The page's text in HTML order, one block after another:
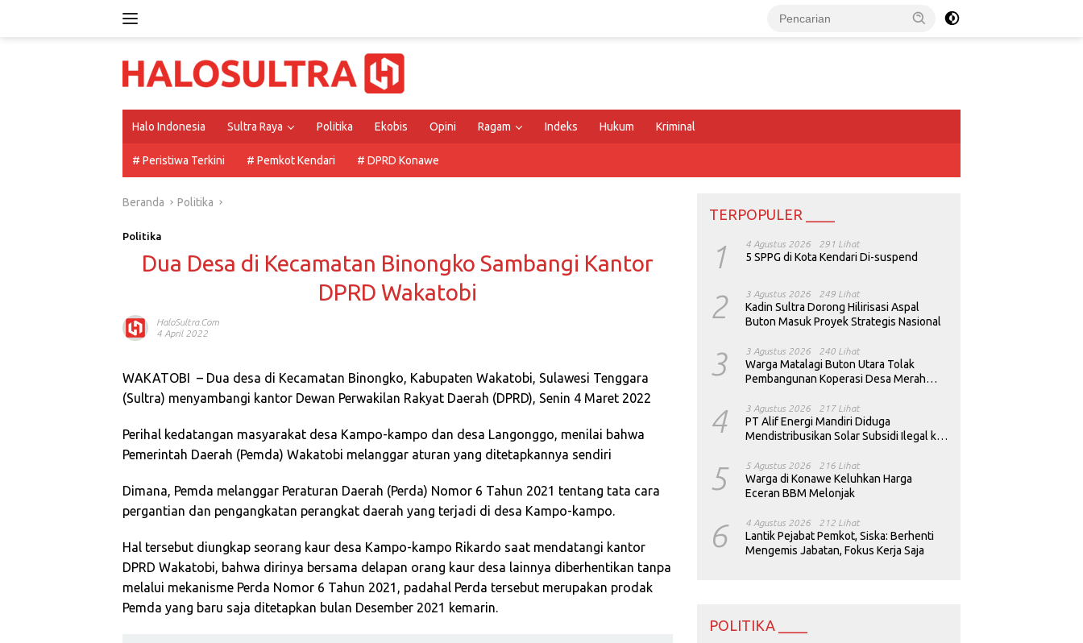
Halo Indonesia Sultra Raya Politika Ekobis Opini Ragam Indeks Hukum Kriminal
# Peristiwa Terkini # Pemkot Kendari # DPRD Konawe
Beranda Politika
Politika
Dua Desa di Kecamatan Binongko Sambangi Kantor
DPRD Wakatobi
HaloSultra.com
4 April 2022
WAKATOBI – Dua desa di Kecamatan Binongko, Kabupaten Wakatobi, Sulawesi Tenggara
(Sultra) menyambangi kantor Dewan Perwakilan Rakyat Daerah (DPRD), Senin 4 Maret 2022
Perihal kedatangan masyarakat desa Kampo-kampo dan desa Langonggo, menilai bahwa
Pemerintah Daerah (Pemda) Wakatobi melanggar aturan yang ditetapkannya sendiri
Dimana, Pemda melanggar Peraturan Daerah (Perda) Nomor 6 Tahun 2021 tentang tata cara
pergantian dan pengangkatan perangkat daerah yang terjadi di desa Kampo-kampo.
Hal tersebut diungkap seorang kaur desa Kampo-kampo Rikardo saat mendatangi kantor
DPRD Wakatobi, bahwa dirinya bersama delapan orang kaur desa lainnya diberhentikan tanpa
melalui mekanisme Perda Nomor 6 Tahun 2021, padahal Perda tersebut merupakan prodak
Pemda yang baru saja ditetapkan bulan Desember 2021 kemarin.
TERPOPULER ____
1 4 Agustus 2026 291 Lihat
5 SPPG di Kota Kendari Di-suspend
2 3 Agustus 2026 249 Lihat
Kadin Sultra Dorong Hilirisasi Aspal
Buton Masuk Proyek Strategis Nasional
3 3 Agustus 2026 240 Lihat
Warga Matalagi Buton Utara Tolak
Pembangunan Koperasi Desa Merah
4 3 Agustus 2026 217 Lihat
PT Alif Energi Mandiri Diduga
Mendistribusikan Solar Subsidi Ilegal ke
5 5 Agustus 2026 216 Lihat
Warga di Konawe Keluhkan Harga
Eceran BBM Melonjak
6 4 Agustus 2026 212 Lihat
Lantik Pejabat Pemkot, Siska: Berhenti
Mengemis Jabatan, Fokus Kerja Saja
POLITIKA ____